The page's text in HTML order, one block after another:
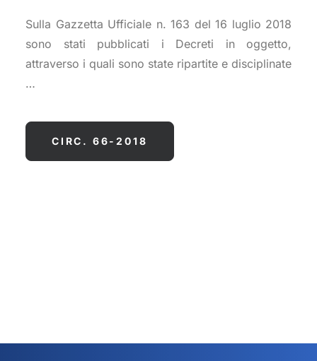
Sulla Gazzetta Ufficiale n. 163 del 16 luglio 2018
sono stati pubblicati i Decreti in oggetto,
attraverso i quali sono state ripartite e disciplinate
…
CIRC. 66-2018